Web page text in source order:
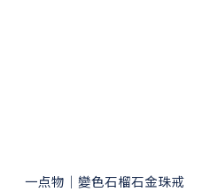
一点物｜變色石榴石金珠戒